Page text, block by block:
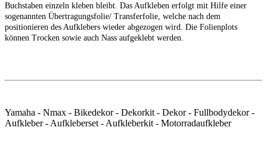
Buchstaben einzeln kleben bleibt. Das Aufkleben erfolgt mit Hilfe einer
sogenannten Übertragungsfolie/ Transferfolie, welche nach dem
positionieren des Aufklebers wieder abgezogen wird. Die Folienplots
können Trocken sowie auch Nass aufgeklebt werden.
Yamaha - Nmax - Bikedekor - Dekorkit - Dekor - Fullbodydekor -
Aufkleber - Aufkleberset - Aufkleberkit - Motorradaufkleber